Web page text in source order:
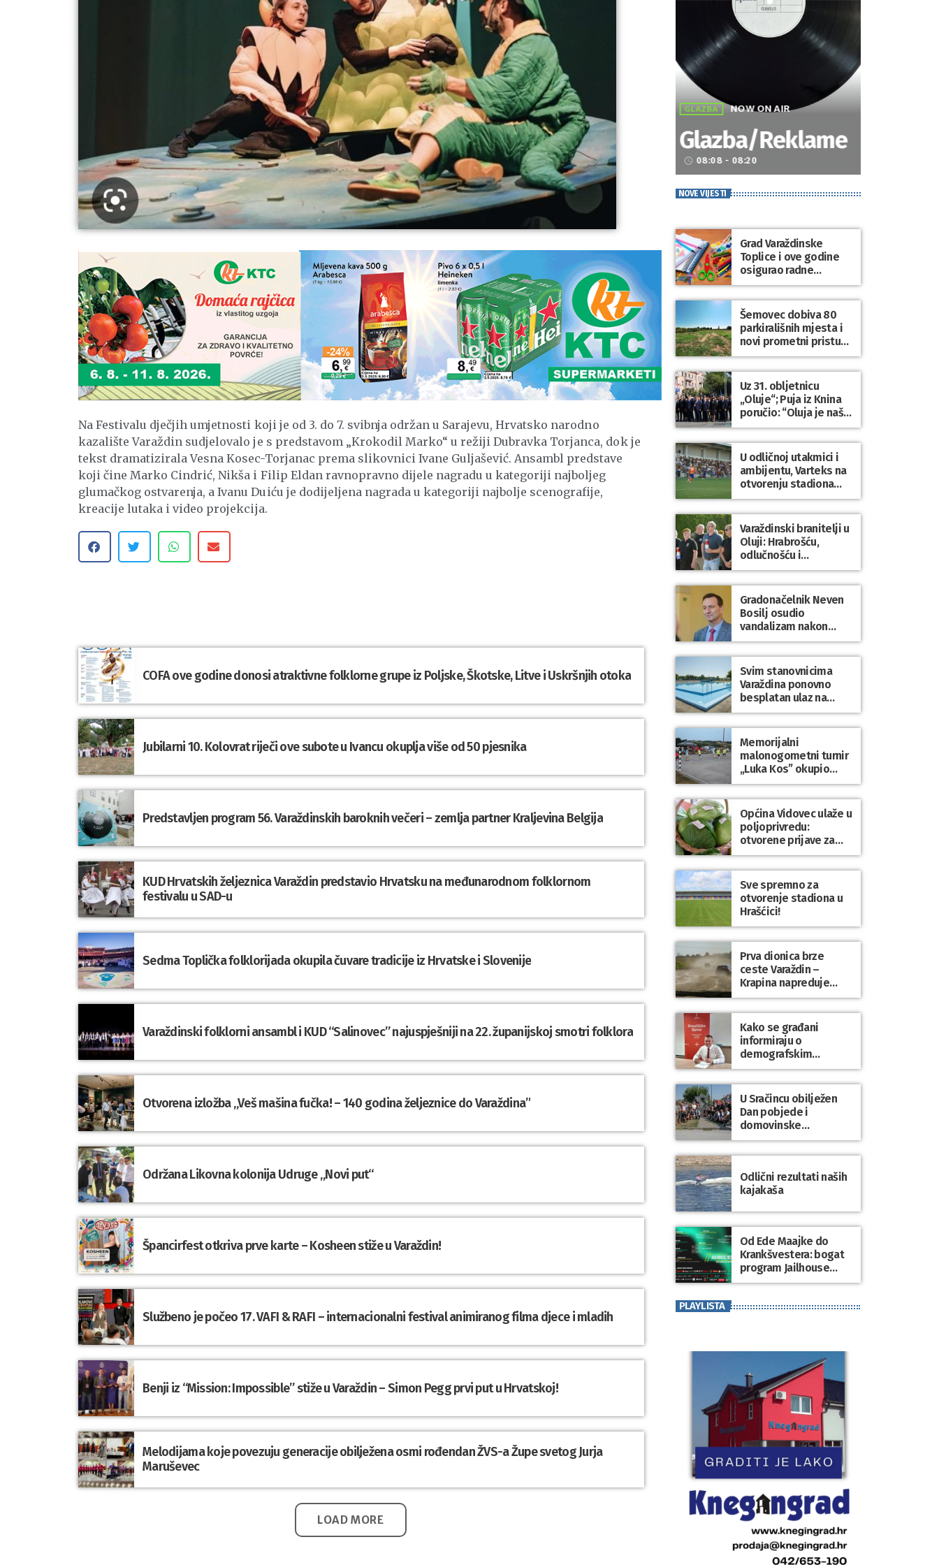
Na Festivalu dječjih umjetnosti koji je od 3. do 7. svibnja održan u Sarajevu, Hrvatsko narodno
kazalište Varaždin sudjelovalo je s predstavom „Krokodil Marko“ u režiji Dubravka Torjanca, dok je
tekst dramatizirala Vesna Kosec-Torjanac prema slikovnici Ivane Guljašević. Ansambl predstave
koji čine Marko Cindrić, Nikša i Filip Eldan ravnopravno dijele nagradu u kategoriji najboljeg
glumačkog ostvarenja, a Ivanu Duiću je dodijeljena nagrada u kategoriji najbolje scenografije,
kreacije lutaka i video projekcija.
COFA ove godine donosi atraktivne folklorne grupe iz Poljske, Škotske, Litve i Uskršnjih otoka
Jubilarni 10. Kolovrat riječi ove subote u Ivancu okuplja više od 50 pjesnika
Predstavljen program 56. Varaždinskih baroknih večeri – zemlja partner Kraljevina Belgija
KUD Hrvatskih željeznica Varaždin predstavio Hrvatsku na međunarodnom folklornom
festivalu u SAD-u
Sedma Toplička folklorijada okupila čuvare tradicije iz Hrvatske i Slovenije
Varaždinski folklorni ansambl i KUD “Salinovec” najuspješniji na 22. županijskoj smotri folklora
Otvorena izložba „Veš mašina fučka! – 140 godina željeznice do Varaždina”
Održana Likovna kolonija Udruge „Novi put“
Špancirfest otkriva prve karte – Kosheen stiže u Varaždin!
Službeno je počeo 17. VAFI & RAFI – internacionalni festival animiranog filma djece i mladih
Benji iz “Mission: Impossible” stiže u Varaždin – Simon Pegg prvi put u Hrvatskoj!
Melodijama koje povezuju generacije obilježena osmi rođendan ŽVS-a Župe svetog Jurja
Maruševec
LOAD MORE
GLAZBA NOW ON AIR
Glazba/Reklame
access_time 08:08 - 08:20
NOVE VIJESTI
Grad Varaždinske
Toplice i ove godine
osigurao radne
bilježnice i dodatni
obrazovni materijal za
sve osnovnoškolce
Šemovec dobiva 80
parkirališnih mjesta i
novi prometni pristup
groblju
Uz 31. obljetnicu
„Oluje“; Puja iz Knina
poručio: “Oluja je naša
najveća pobjeda,
simbol slobode i
zajedništva!”
U odličnoj utakmici i
ambijentu, Varteks na
otvorenju stadiona
odigrao 1:1 s
Mariborom
Varaždinski branitelji u
Oluji: Hrabrošću,
odlučnošću i
zajedništvom do
slobodne Hrvatske!
Gradonačelnik Neven
Bosilj osudio
vandalizam nakon
utakmice NK Varaždin
– HNK Hajduk Split
Svim stanovnicima
Varaždina ponovno
besplatan ulaz na
Gradske bazene i
Gradsko kupalište na
Dravi
Memorijalni
malonogometni turnir
„Luka Kos” okupio
brojne ekipe i
posjetitelje u Sudovcu
Općina Vidovec ulaže u
poljoprivredu:
otvorene prijave za
općinske potpore
Sve spremno za
otvorenje stadiona u
Hrašćici!
Prva dionica brze
ceste Varaždin –
Krapina napreduje
prema planu
Kako se građani
informiraju o
demografskim
mjerama? Sudjelujte u
istraživanju!
U Sračincu obilježen
Dan pobjede i
domovinske
zahvalnosti te Dan
hrvatskih branitelja
Odlični rezultati naših
kajakaša
Od Ede Maajke do
Krankšvestera: bogat
program Jailhouse
Festivala 2026. u
PLAYLISTA